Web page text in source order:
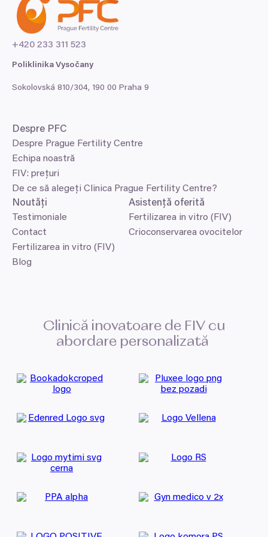
+420 233 311 523
Poliklinika Vysočany
Sokolovská 810/304, 190 00 Praha 9
Despre PFC
Despre Prague Fertility Centre
De ce să alegeți Clinica Prague Fertility Centre?
FIV: prețuri
Echipa noastră
Asistență oferită
Fertilizarea in vitro (FIV)
Crioconservarea ovocitelor
Noutăți
Testimoniale
Blog
Fertilizarea in vitro (FIV)
Contact
Clinică inovatoare de FIVcu
abordare personalizată